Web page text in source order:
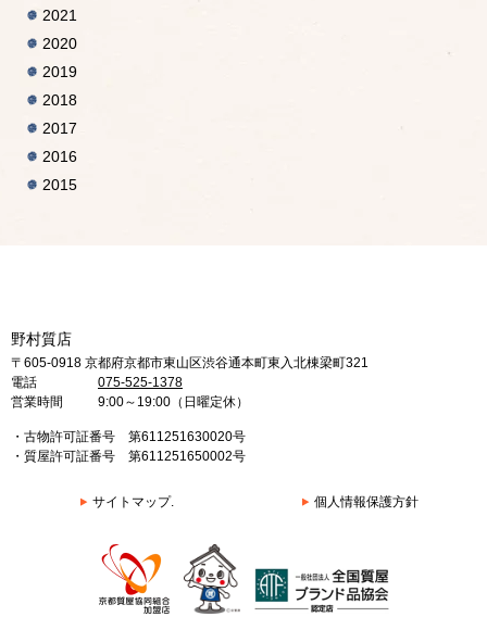
2021
2020
2019
2018
2017
2016
2015
野村質店
〒605-0918 京都府京都市東山区渋谷通本町東入北棟梁町321
電話
075-525-1378
営業時間
9:00～19:00（日曜定休）
・古物許可証番号 第611251630020号
・質屋許可証番号 第611251650002号
サイトマップ. 個人情報保護方針